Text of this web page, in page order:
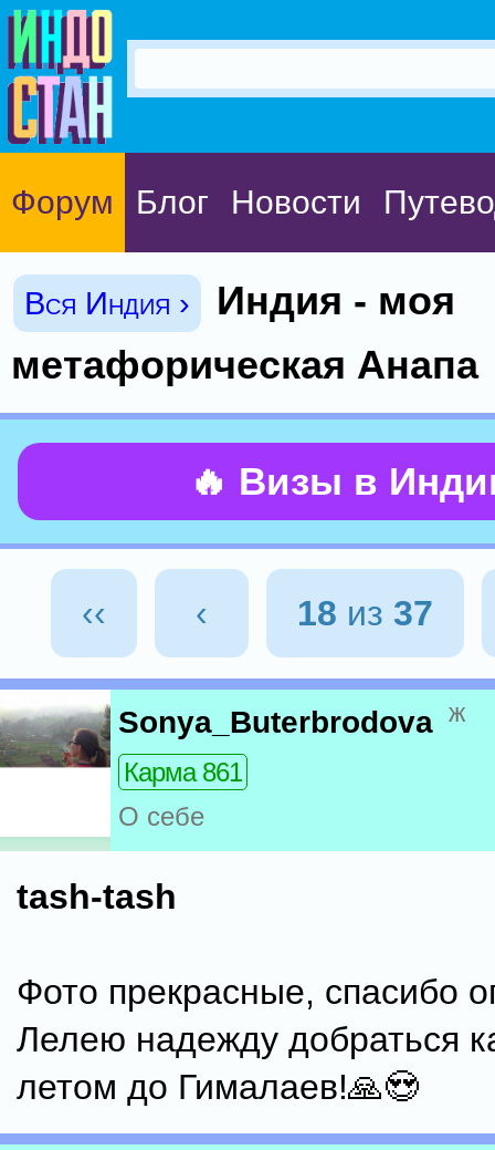
Форум Блог Новости
Вся Индия ›
Индия - моя
метафорическая Анапа
🔥 Визы в
‹‹ ‹ 18 из 37
Sonya_Buterbrodova ж
Карма 861
О себе
tash-tash
Фото прекрасные, спасибо
Лелею надежду добраться
летом до Гималаев!🙏😍